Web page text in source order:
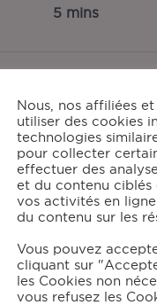
5 mins
courgettes (800 g)
1/2 cube de bouillon de poule
Nous, nos affiliées
utiliser des cookies
technologies
pour collecter
effectuer des
et du contenu
vos activités en
du contenu sur les
Vous pouvez
cliquant sur
les Cookies non
vous refusez les